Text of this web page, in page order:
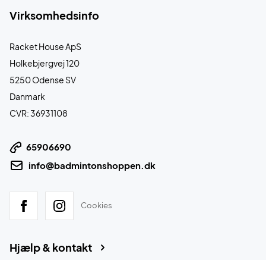
Virksomhedsinfo
Racket House ApS
Holkebjergvej 120
5250 Odense SV
Danmark
CVR: 36931108
65906690
info@badmintonshoppen.dk
Cookies
Hjælp & kontakt